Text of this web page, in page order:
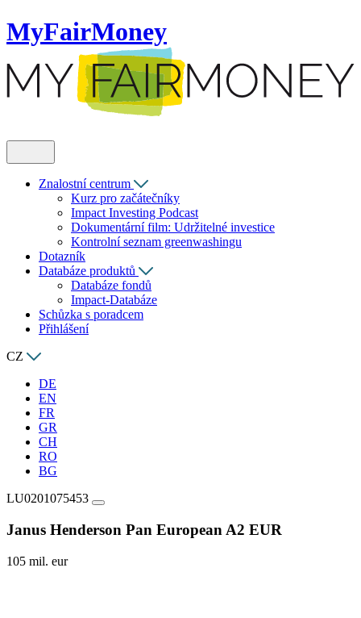
MyFairMoney
Znalostní centrum
Kurz pro začátečníky
Impact Investing Podcast
Dokumentární film: Udržitelné investice
Kontrolní seznam greenwashingu
Dotazník
Databáze produktů
Databáze fondů
Impact-Databáze
Schůzka s poradcem
Přihlášení
CZ
DE
EN
FR
GR
CH
RO
BG
LU0201075453
Janus Henderson Pan European A2 EUR
105 mil. eur